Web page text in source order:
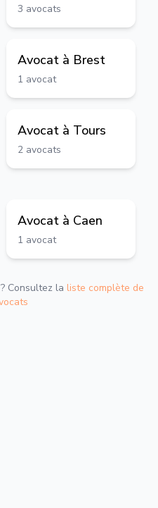
3 avocats
Avocat à Brest
1 avocat
Avocat à Tours
2 avocats
Avocat à Caen
1 avocat
Consultez la liste complète de